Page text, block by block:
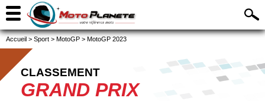
Accueil > Sport > MotoGP > MotoGP 2023
CLASSEMENT
GRAND PRIX